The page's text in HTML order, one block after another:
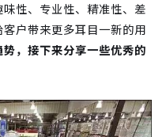
性、专业性、精准性、差
户带来更多耳目一新的用
，接下来分享一些优秀的